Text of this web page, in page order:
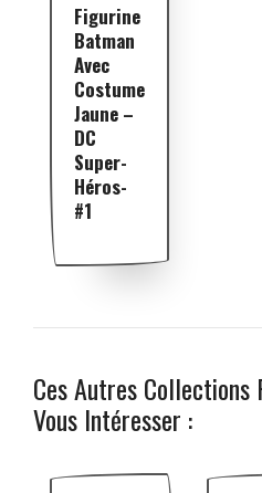
Figurine
Batman
Avec
Costume
Jaune –
DC
Super-
Héros-
#1
Ces Autres Collections
Vous Intéresser :